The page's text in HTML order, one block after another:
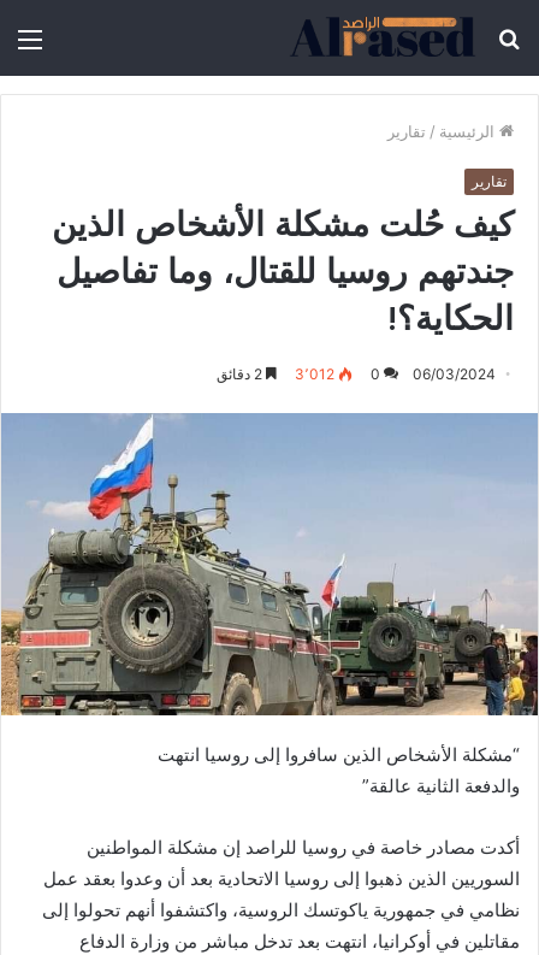
الرئيسية / تقارير
تقارير
كيف حُلت مشكلة الأشخاص الذين
جندتهم روسيا للقتال، وما تفاصيل
الحكاية؟!
06/03/2024
0 3٬012
“مشكلة الأشخاص الذين سافروا إلى روسيا انتهت
والدفعة الثانية عالقة”
أكدت مصادر خاصة في روسيا للراصد إن مشكلة المواطنين
السوريين الذين ذهبوا إلى روسيا الاتحادية بعد أن وعدوا بعقد عمل
نظامي في جمهورية ياكوتسك الروسية، واكتشفوا أنهم تحولوا إلى
مقاتلين في أوكرانيا، انتهت بعد تدخل مباشر من وزارة الدفاع